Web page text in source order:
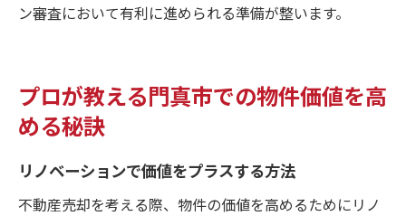
ン審査において有利に進められる準備が整います。
プロが教える門真市での物件価値を高
める秘訣
リノベーションで価値をプラスする方法
不動産売却を考える際、物件の価値を高めるためにリノ